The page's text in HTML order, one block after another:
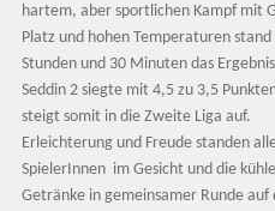
hartem, aber sportlichen Kampf mit
Platz und hohen Temperaturen stand
Stunden und 30 Minuten das
Seddin 2 siegte mit 4,5 zu 3,5
steigt somit in die Zweite Liga auf.
Erleichterung und Freude standen
SpielerInnen im Gesicht und die
Getränke in gemeinsamer Runde auf